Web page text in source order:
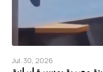
Jul. 30, 2026